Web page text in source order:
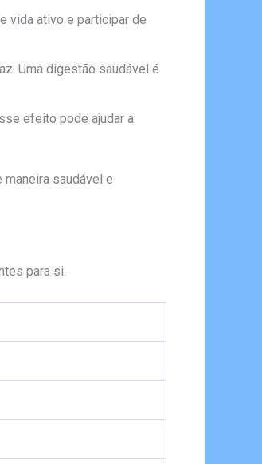
vida ativo e participar de
Uma digestão saudável é
efeito pode ajudar a
saudável e
para si.